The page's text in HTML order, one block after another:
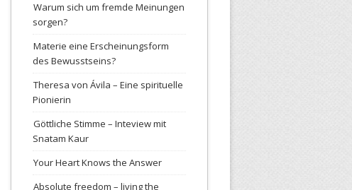
Warum sich um fremde Meinungen
sorgen?
Materie eine Erscheinungsform
des Bewusstseins?
Theresa von Ávila – Eine spirituelle
Pionierin
Göttliche Stimme – Inteview mit
Snatam Kaur
Your Heart Knows the Answer
Absolute freedom – living the